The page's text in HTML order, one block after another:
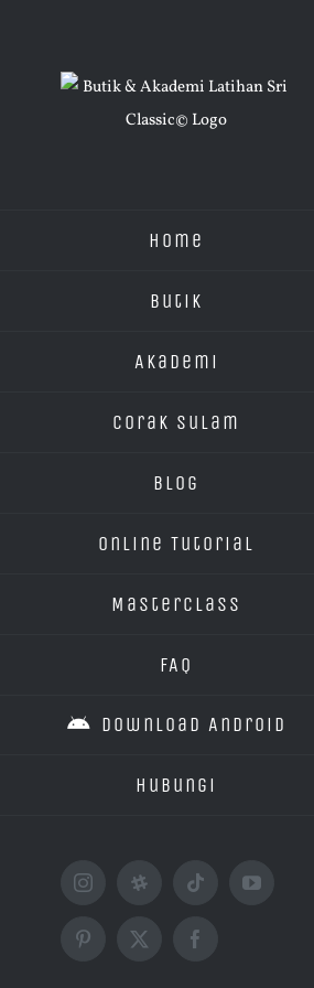
Home
Butik
Akademi
Corak Sulam
Blog
Online Tutorial
MasterClass
FAQ
Download Android
Hubungi
InstagramThreadsTiktok YouTube
Pinterest
X Facebook